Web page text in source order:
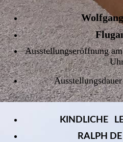
Wolfgang
Ausstellungseröffnung
KINDLICHE
RALPH